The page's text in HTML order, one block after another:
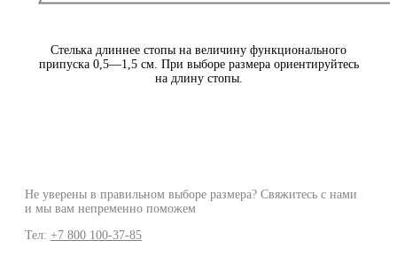
Стелька длиннее стопы на величину функционального
припуска 0,5—1,5 см. При выборе размера ориентируйтесь
на длину стопы.
Не уверены в правильном выборе размера? Свяжитесь с нами
и мы вам непременно поможем
Тел: +7 800 100-37-85